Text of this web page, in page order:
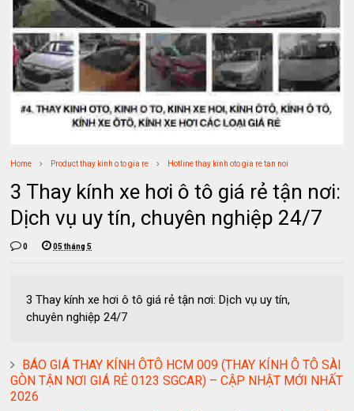
Home Product thay kinh o to gia re Hotline thay kinh oto gia re tan noi
3 Thay kính xe hơi ô tô giá rẻ tận nơi:
Dịch vụ uy tín, chuyên nghiệp 24/7
0 05 tháng 5
3 Thay kính xe hơi ô tô giá rẻ tận nơi: Dịch vụ uy tín,
chuyên nghiệp 24/7
BÁO GIÁ THAY KÍNH ÔTÔ HCM 009 (THAY KÍNH Ô TÔ SÀI
GÒN TẬN NƠI GIÁ RẺ 0123 SGCAR) – CẬP NHẬT MỚI NHẤT
2026